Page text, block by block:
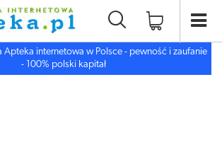
Apteka internetowa w Polsce - pewność i zaufanie
- 100% polski kapitał